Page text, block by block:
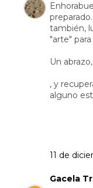
también,
"arte"
Un abrazo,
, y
alguno
11 de
Gacela